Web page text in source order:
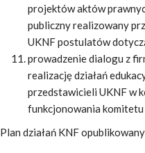
projektów aktów
publiczny realizowany
UKNF postulatów
prowadzenie dialogu z
realizację działań
przedstawicieli UKNF w
funkcjonowania
Plan działań KNF